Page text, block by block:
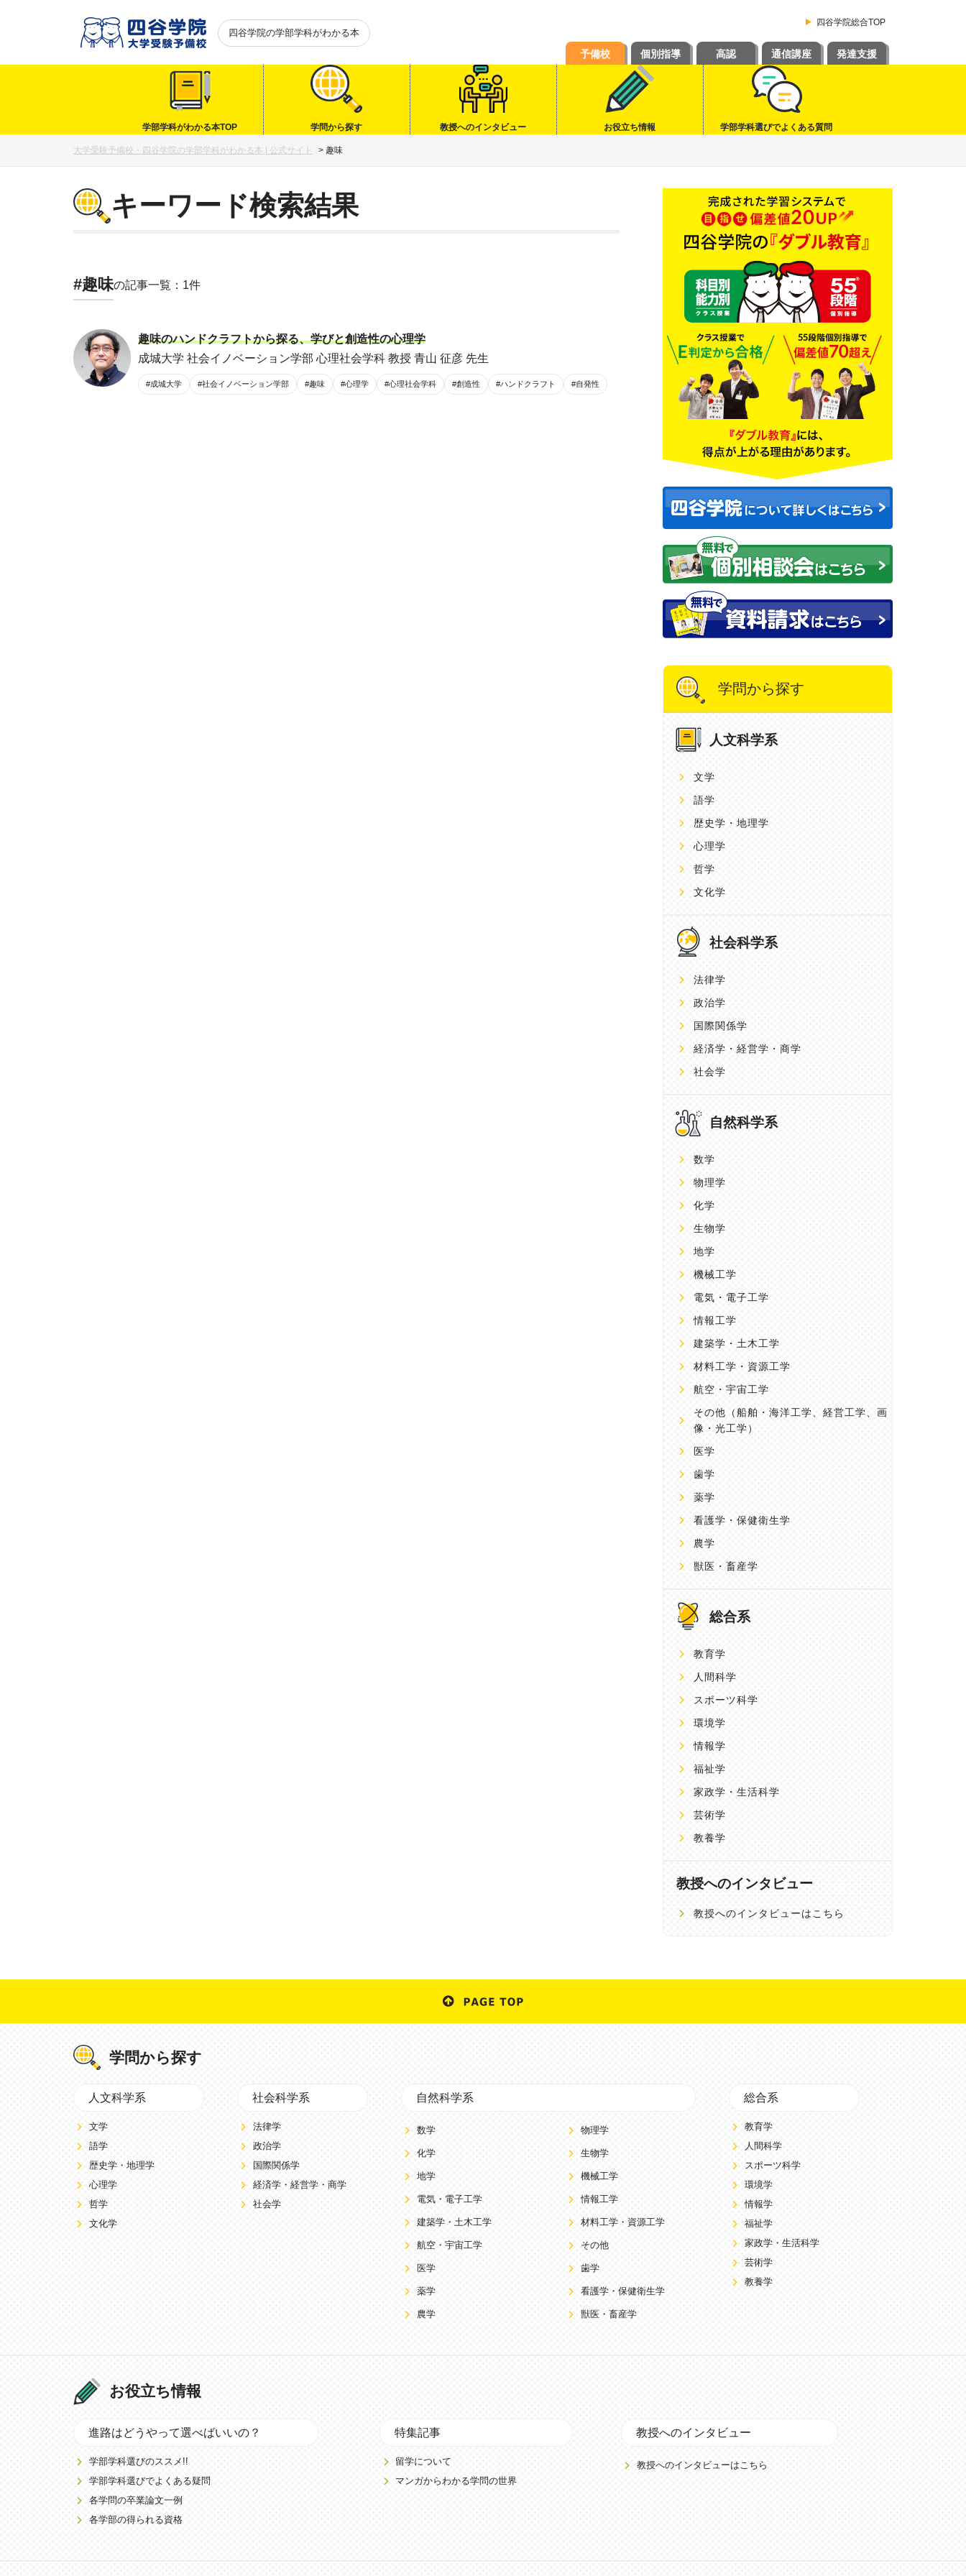
四谷学院の学部学科がわかる本
四谷学院総合TOP
予備校 個別指導 高認 通信講座 発達支援
学部学科がわかる本TOP 学問から探す 教授へのインタビュー お役立ち情報 学部学科選びでよくある質問
大学受験予備校・四谷学院の学部学科がわかる本 | 公式サイト > 趣味
キーワード検索結果
#趣味の記事一覧：1件
趣味のハンドクラフトから探る、学びと創造性の心理学
成城大学 社会イノベーション学部 心理社会学科 教授 青山 征彦 先生
#成城大学 #社会イノベーション学部 #趣味 #心理学 #心理社会学科 #創造性 #ハンドクラフト #自発性
学問から探す
人文科学系
文学
語学
歴史学・地理学
心理学
哲学
文化学
社会科学系
法律学
政治学
国際関係学
経済学・経営学・商学
社会学
自然科学系
数学
物理学
化学
生物学
地学
機械工学
電気・電子工学
情報工学
建築学・土木工学
材料工学・資源工学
航空・宇宙工学
その他 （船舶・海洋工学、経営工学、画
像・光工学）
医学
歯学
薬学
看護学・保健衛生学
農学
獣医・畜産学
総合系
教育学
人間科学
スポーツ科学
環境学
情報学
福祉学
家政学・生活科学
芸術学
教養学
教授へのインタビュー
教授へのインタビューはこちら
学問から探す
人文科学系
文学
語学
歴史学・地理学
心理学
哲学
文化学
社会科学系
法律学
政治学
国際関係学
経済学・経営学・商学
社会学
自然科学系
数学 物理学
化学 生物学
地学 機械工学
電気・電子工学 情報工学
建築学・土木工学 材料工学・資源工学
航空・宇宙工学 その他
医学 歯学
薬学 看護学・保健衛生学
農学 獣医・畜産学
総合系
教育学
人間科学
スポーツ科学
環境学
情報学
福祉学
家政学・生活科学
芸術学
教養学
お役立ち情報
進路はどうやって選べばいいの？
学部学科選びのススメ!!
学部学科選びでよくある疑問
各学問の卒業論文一例
各学部の得られる資格
特集記事
留学について
マンガからわかる学問の世界
教授へのインタビュー
教授へのインタビューはこちら